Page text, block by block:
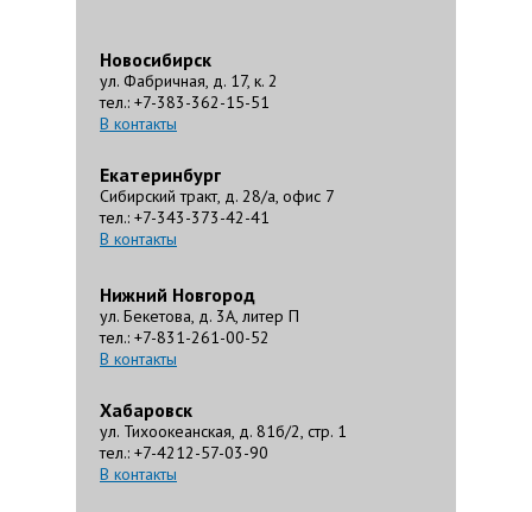
Новосибирск
ул. Фабричная, д. 17, к. 2
тел.: +7-383-362-15-51
В контакты
Екатеринбург
Сибирский тракт, д. 28/а, офис 7
тел.: +7-343-373-42-41
В контакты
Нижний Новгород
ул. Бекетова, д. 3А, литер П
тел.: +7-831-261-00-52
В контакты
Хабаровск
ул. Тихоокеанская, д. 81б/2, стр. 1
тел.: +7-4212-57-03-90
В контакты